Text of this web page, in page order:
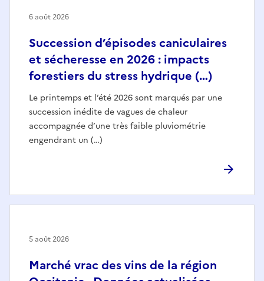
Succession d’épisodes caniculaires
et sécheresse en 2026 : impacts
forestiers du stress hydrique (…)
Le printemps et l’été 2026 sont marqués par une
succession inédite de vagues de chaleur
accompagnée d’une très faible pluviométrie
engendrant un (…)
6 août 2026
Marché vrac des vins de la région
5 août 2026